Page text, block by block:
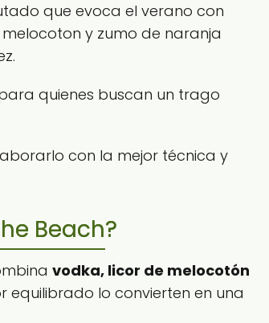
que evoca el verano con
y zumo de naranja
quienes buscan un trago
con la mejor técnica y
Beach?
vodka, licor de melocotón
equilibrado lo convierten en una